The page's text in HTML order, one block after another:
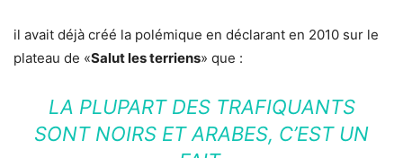
il avait déjà créé la polémique en déclarant en 2010 sur le
plateau de «Salut les terriens» que :
LA PLUPART DES TRAFIQUANTS
SONT NOIRS ET ARABES, C’EST UN